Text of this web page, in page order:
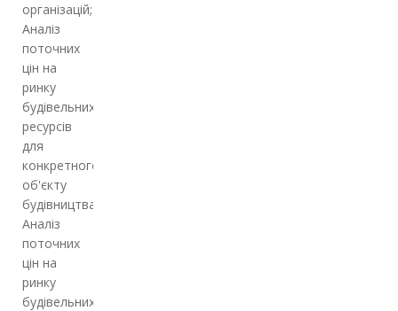
організацій;
Аналіз
поточних
цін на
ринку
будівельних
ресурсів
для
конкретного
об'єкту
будівництва;
Аналіз
поточних
цін на
ринку
будівельних